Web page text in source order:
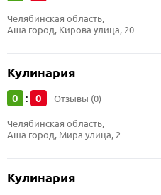
Челябинская область,
Аша город, Кирова улица, 20
Кулинария
0 : 0 Отзывы (0)
Челябинская область,
Аша город, Мира улица, 2
Кулинария